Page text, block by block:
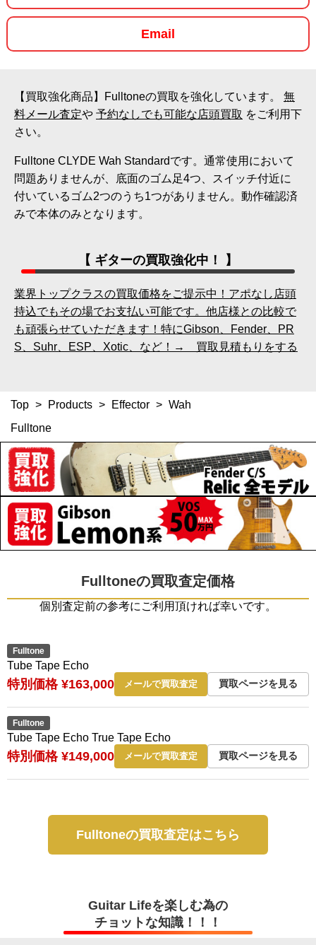
Email
【買取強化商品】Fulltoneの買取を強化しています。 無
料メール査定や 予約なしでも可能な店頭買取 をご利用下
さい。
Fulltone CLYDE Wah Standardです。通常使用において
問題ありませんが、底面のゴム足4つ、スイッチ付近に
付いているゴム2つのうち1つがありません。動作確認済
みで本体のみとなります。
【 ギターの買取強化中！ 】
業界トップクラスの買取価格をご提示中！アポなし店頭
持込でもその場でお支払い可能です。他店様との比較で
も頑張らせていただきます！特にGibson、Fender、PR
S、Suhr、ESP、Xotic、など！→ 買取見積もりをする
Top > Products > Effector > Wah
Fulltone
Fulltoneの買取査定価格
個別査定前の参考にご利用頂ければ幸いです。
Fulltone
Tube Tape Echo
特別価格 ¥163,000 メールで買取査定 買取ページを見る
Fulltone
Tube Tape Echo True Tape Echo
特別価格 ¥149,000 メールで買取査定 買取ページを見る
Fulltoneの買取査定はこちら
Guitar Lifeを楽しむ為の
チョットな知識！！！